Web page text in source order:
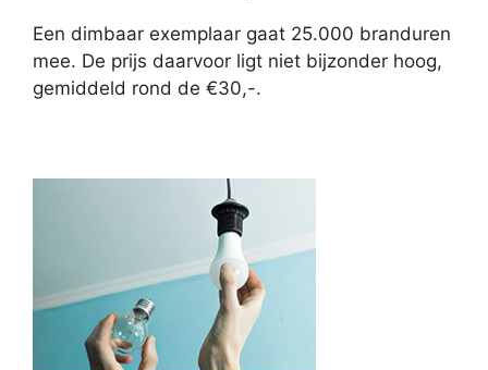
Een dimbaar exemplaar gaat 25.000 branduren
mee. De prijs daarvoor ligt niet bijzonder hoog,
gemiddeld rond de €30,-.